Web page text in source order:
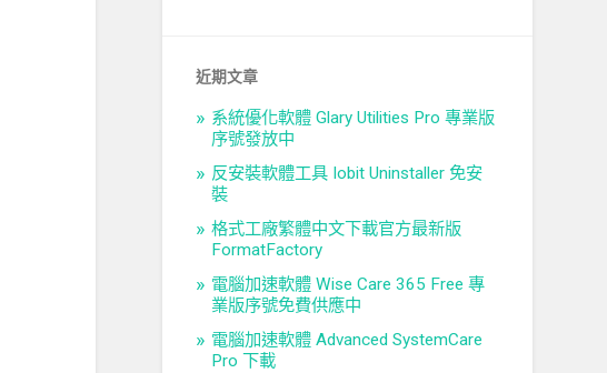
近期文章
系統優化軟體 Glary Utilities Pro 專業版
序號發放中
反安裝軟體工具 Iobit Uninstaller 免安
裝
格式工廠繁體中文下載官方最新版
FormatFactory
電腦加速軟體 Wise Care 365 Free 專
業版序號免費供應中
電腦加速軟體 Advanced SystemCare
Pro 下載